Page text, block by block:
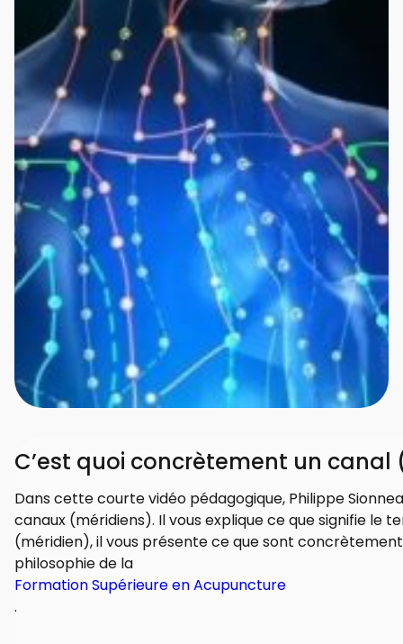
C’est quoi concrètement un canal
Dans cette courte vidéo pédagogique, Philippe
canaux (méridiens). Il vous explique ce que signifie le
(méridien), il vous présente ce que sont
philosophie de la
Formation Supérieure en Acupuncture
.